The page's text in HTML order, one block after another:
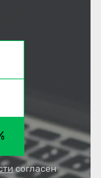
согласен